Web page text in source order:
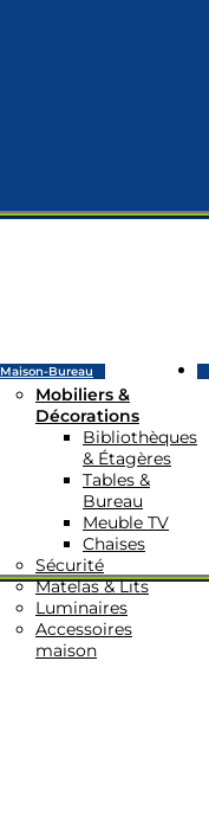
Maison-Bureau
Mobiliers &
Décorations
Bibliothèques
& Étagères
Tables &
Bureau
Meuble TV
Chaises
Sécurité
Matelas & Lits
Luminaires
Accessoires
maison